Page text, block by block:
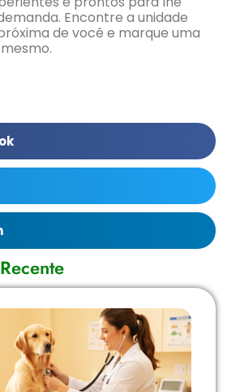
Encontre a unidade
de você e marque uma